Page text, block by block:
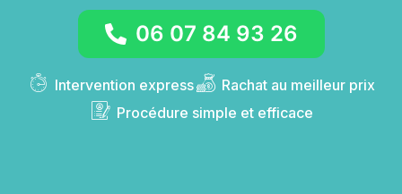
06 07 84 93 26
Intervention express
Rachat au meilleur prix
Procédure simple et efficace